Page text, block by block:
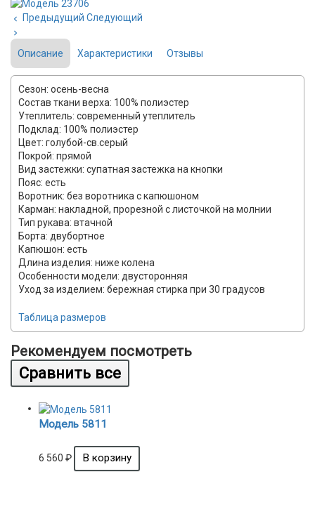
Предыдущий Следующий
Описание Характеристики Отзывы
Сезон: осень-весна
Состав ткани верха: 100% полиэстер
Утеплитель: современный утеплитель
Подклад: 100% полиэстер
Цвет: голубой-св.серый
Покрой: прямой
Вид застежки: супатная застежка на кнопки
Пояс: есть
Воротник: без воротника с капюшоном
Карман: накладной, прорезной с листочкой на молнии
Тип рукава: втачной
Борта: двубортное
Капюшон: есть
Длина изделия: ниже колена
Особенности модели: двусторонняя
Уход за изделием: бережная стирка при 30 градусов
Таблица размеров
Рекомендуем посмотреть
Модель 5811
6 560 ₽